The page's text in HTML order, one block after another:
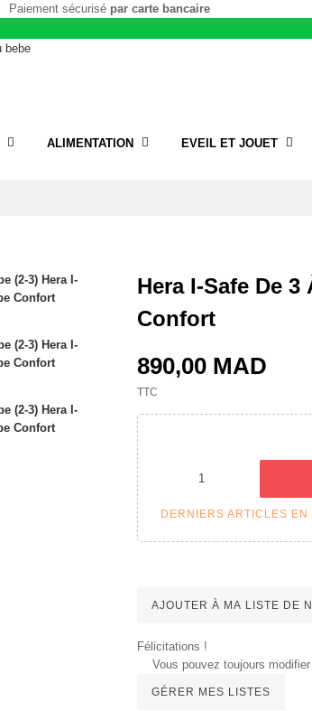
Paiement sécurisé par carte bancaire
ALIMENTATION EVEIL ET JOUET
Hera I-Safe De
Confort
890,00 MAD
TTC
DERNIERS ARTICLES EN
AJOUTER À MA LISTE DE
Félicitations !
Vous pouvez toujours
GÉRER MES LISTES